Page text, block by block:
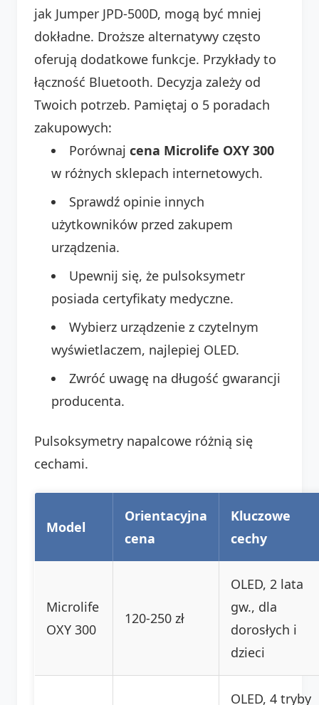
jak Jumper JPD-500D, mogą być mniej
dokładne. Droższe alternatywy często
oferują dodatkowe funkcje. Przykłady to
łączność Bluetooth. Decyzja zależy od
Twoich potrzeb. Pamiętaj o 5 poradach
zakupowych:
Porównaj cena Microlife OXY 300
w różnych sklepach internetowych.
Sprawdź opinie innych
użytkowników przed zakupem
urządzenia.
Upewnij się, że pulsoksymetr
posiada certyfikaty medyczne.
Wybierz urządzenie z czytelnym
wyświetlaczem, najlepiej OLED.
Zwróć uwagę na długość gwarancji
producenta.
Pulsoksymetry napalcowe różnią się
cechami.
Model
Orientacyjna
cena
Kluczowe
cechy
Microlife
OXY 300
120-250 zł
OLED, 2 lata
gw., dla
dorosłych i
dzieci
OLED, 4 tryby